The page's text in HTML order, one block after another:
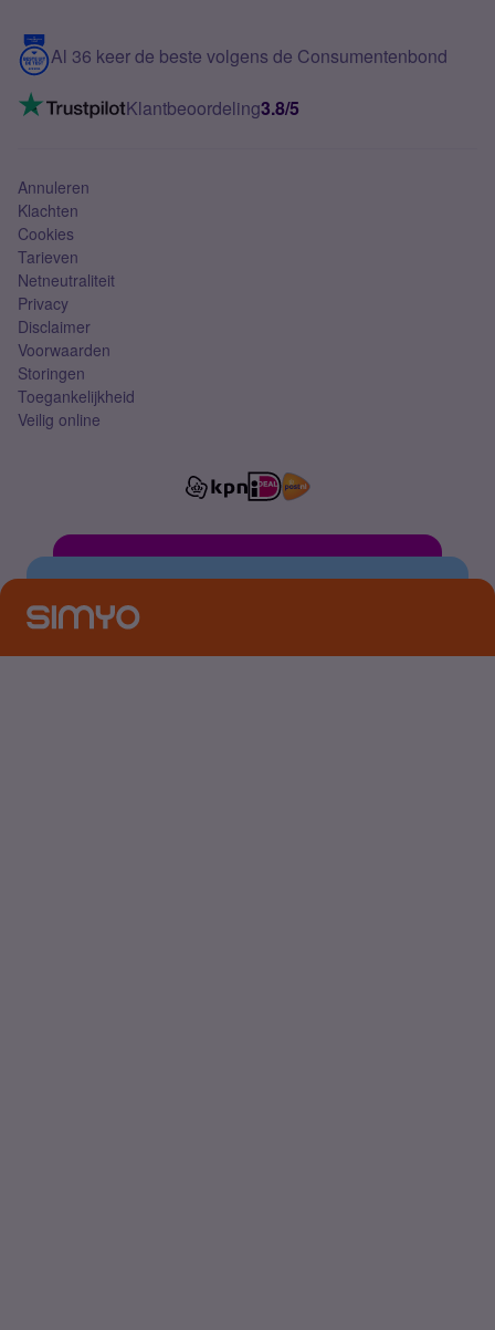
5G internet
Mobiel internet
Mobiel abonnement
Contact
VoLTE 4G bellen
Al 36 keer de beste volgens de Consumentenbond
Klantbeoordeling3.8/5
Annuleren
Klachten
Cookies
Tarieven
Netneutraliteit
Privacy
Disclaimer
Voorwaarden
Storingen
Toegankelijkheid
Veilig online